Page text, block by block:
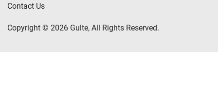
Contact Us
Copyright © 2026 Gulte, All Rights Reserved.